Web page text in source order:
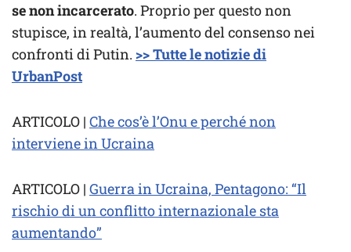
se non incarcerato. Proprio per questo non
stupisce, in realtà, l’aumento del consenso nei
confronti di Putin. >> Tutte le notizie di
UrbanPost
ARTICOLO | Che cos’è l’Onu e perché non
interviene in Ucraina
ARTICOLO | Guerra in Ucraina, Pentagono: “Il
rischio di un conflitto internazionale sta
aumentando”